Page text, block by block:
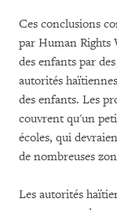
Ces conclusions
par Human Rights
des enfants par
autorités
des enfants. Les
couvrent qu'un
écoles, qui
de nombreuses
Les autorités